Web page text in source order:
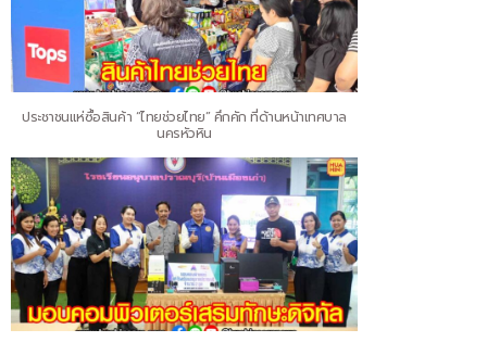
ประชาชนแห่ซื้อสินค้า “ไทยช่วยไทย” คึกคัก ที่ด้านหน้าเทศบาล
นครหัวหิน